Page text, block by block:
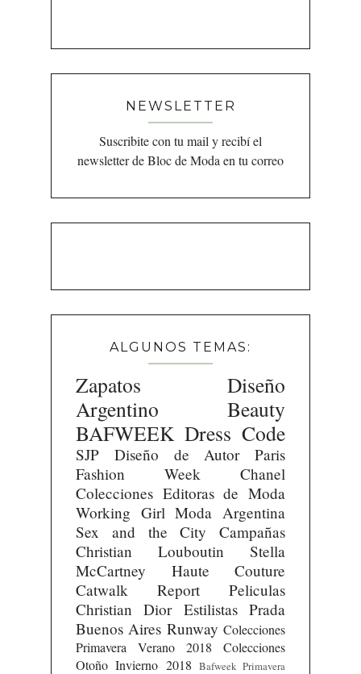
NEWSLETTER
Suscribite con tu mail y recibí el
newsletter de Bloc de Moda en tu correo
ALGUNOS TEMAS:
Zapatos
Diseño
Argentino
Beauty
BAFWEEK Dress Code
SJP Diseño de Autor
Paris
Fashion Week
Chanel
Colecciones Editoras de Moda
Working Girl Moda Argentina
Sex and the City
Campañas
Christian Louboutin
Stella
McCartney
Haute Couture
Catwalk Report
Peliculas
Christian Dior Estilistas Prada
Buenos Aires Runway Colecciones
Primavera Verano 2018
Colecciones
Otoño Invierno 2018 Bafweek Primavera